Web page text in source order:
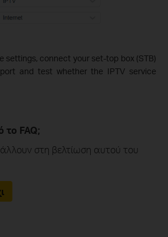
settings, connect your set‑top box (STB)
and test whether the IPTV service
το FAQ;
στη βελτίωση αυτού του